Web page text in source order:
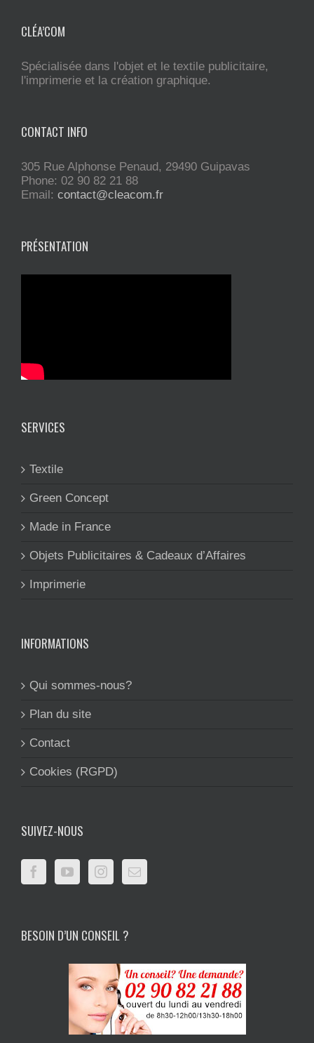
CLÉA’COM
Spécialisée dans l'objet et le textile publicitaire,
l'imprimerie et la création graphique.
CONTACT INFO
305 Rue Alphonse Penaud, 29490 Guipavas
Phone: 02 90 82 21 88
Email: contact@cleacom.fr
PRÉSENTATION
SERVICES
Textile
Green Concept
Made in France
Objets Publicitaires & Cadeaux d’Affaires
Imprimerie
INFORMATIONS
Qui sommes-nous?
Plan du site
Contact
Cookies (RGPD)
SUIVEZ-NOUS
BESOIN D’UN CONSEIL ?